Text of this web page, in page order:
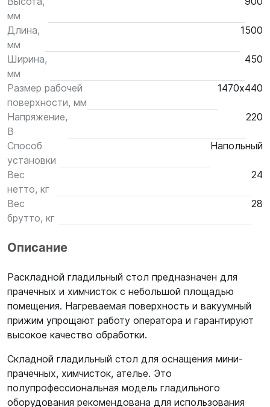
мм
Длина,
мм
1500
Ширина,
мм
450
Размер рабочей
поверхности, мм
1470х440
Напряжение,
В
220
Способ
установки
Напольный
Вес
нетто, кг
24
Вес
брутто, кг
28
Описание
Раскладной гладильный стол предназначен для
прачечных и химчисток с небольшой площадью
помещения. Нагреваемая поверхность и вакуумный
прижим упрощают работу оператора и гарантируют
высокое качество обработки.
Складной гладильный стол для оснащения мини-
прачечных, химчисток, ателье. Это
полупрофессиональная модель гладильного
оборудования рекомендована для использования